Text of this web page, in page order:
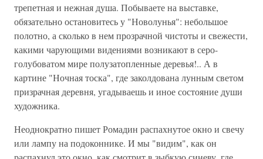
трепетная и нежная душа. Побываете на выставке,
обязательно остановитесь у "Новолунья": небольшое
полотно, а сколько в нем прозрачной чистоты и свежести,
какими чарующими видениями возникают в серо-
голубоватом мире полузатопленные деревья!.. А в
картине "Ночная тоска", где заколдована лунным светом
призрачная деревня, угадываешь и иное состояние души
художника.
Неоднократно пишет Ромадин распахнутое окно и свечу
или лампу на подоконнике. И мы "видим", как он